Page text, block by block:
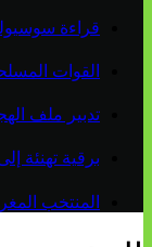
قراءة
القوات
تدبير ملف
برقية تهنئة
المنتخب